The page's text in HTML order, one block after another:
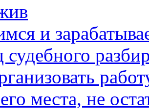
и
места, не